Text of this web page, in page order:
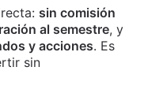
sin comisión
al semestre, y
y acciones. Es
sin